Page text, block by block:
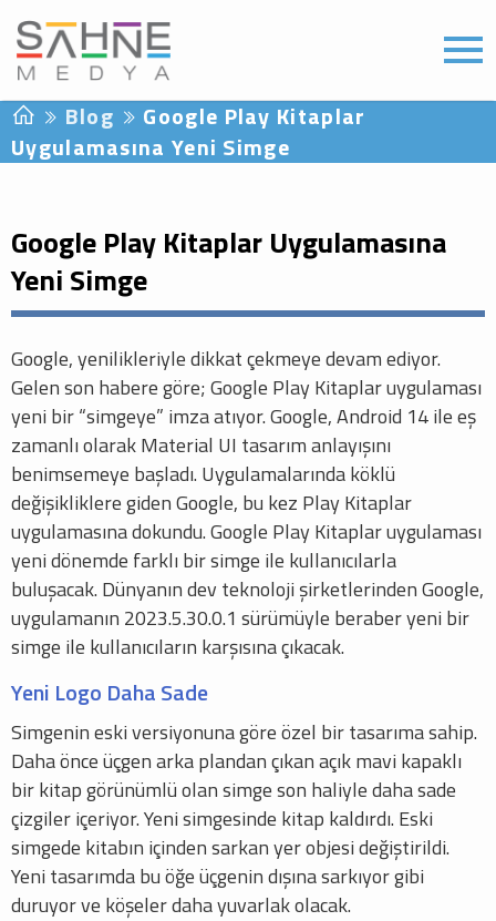
Blog
Google Play Kitaplar
Uygulamasına Yeni Simge
Google Play Kitaplar Uygulamasına
Yeni Simge
Google, yenilikleriyle dikkat çekmeye devam ediyor.
Gelen son habere göre; Google Play Kitaplar uygulaması
yeni bir “simgeye” imza atıyor. Google, Android 14 ile eş
zamanlı olarak Material UI tasarım anlayışını
benimsemeye başladı. Uygulamalarında köklü
değişikliklere giden Google, bu kez Play Kitaplar
uygulamasına dokundu. Google Play Kitaplar uygulaması
yeni dönemde farklı bir simge ile kullanıcılarla
buluşacak. Dünyanın dev teknoloji şirketlerinden Google,
uygulamanın 2023.5.30.0.1 sürümüyle beraber yeni bir
simge ile kullanıcıların karşısına çıkacak.
Yeni Logo Daha Sade
Simgenin eski versiyonuna göre özel bir tasarıma sahip.
Daha önce üçgen arka plandan çıkan açık mavi kapaklı
bir kitap görünümlü olan simge son haliyle daha sade
çizgiler içeriyor. Yeni simgesinde kitap kaldırdı. Eski
simgede kitabın içinden sarkan yer objesi değiştirildi.
Yeni tasarımda bu öğe üçgenin dışına sarkıyor gibi
duruyor ve köşeler daha yuvarlak olacak.